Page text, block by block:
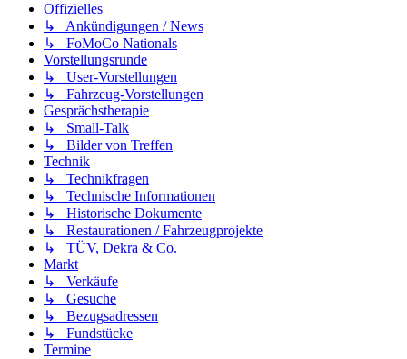
Offizielles
↳ Ankündigungen / News
↳ FoMoCo Nationals
Vorstellungsrunde
↳ User-Vorstellungen
↳ Fahrzeug-Vorstellungen
Gesprächstherapie
↳ Small-Talk
↳ Bilder von Treffen
Technik
↳ Technikfragen
↳ Technische Informationen
↳ Historische Dokumente
↳ Restaurationen / Fahrzeugprojekte
↳ TÜV, Dekra & Co.
Markt
↳ Verkäufe
↳ Gesuche
↳ Bezugsadressen
↳ Fundstücke
Termine